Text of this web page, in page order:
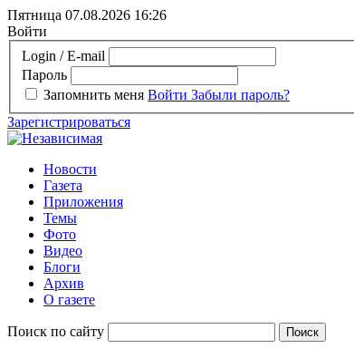
Пятница 07.08.2026 16:26
Войти
Login / E-mail
Пароль
Запомнить меня Войти Забыли пароль?
Зарегистрироваться
Новости
Газета
Приложения
Темы
Фото
Видео
Блоги
Архив
О газете
Поиск по сайту